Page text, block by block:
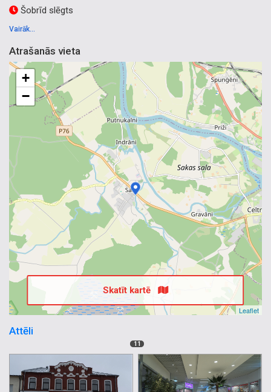
Šobrīd slēgts
Vairāk...
Atrašanās vieta
+
−
Leaflet
Skatīt kartē
Attēli
11